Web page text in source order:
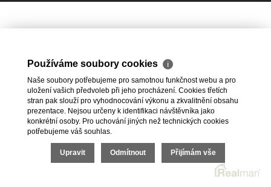
Používáme soubory cookies ℹ
Naše soubory potřebujeme pro samotnou funkčnost webu a pro
uložení vašich předvoleb při jeho procházení. Cookies třetích
stran pak slouží pro vyhodnocování výkonu a zkvalitnění obsahu
prezentace. Nejsou určeny k identifikaci návštěvníka jako
konkrétní osoby. Pro uchování jiných než technických cookies
potřebujeme váš souhlas.
Upravit Odmítnout Přijímám vše